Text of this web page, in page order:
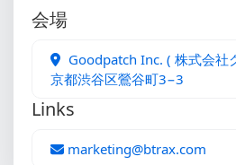
会場
Goodpatch Inc. ( 株式会社
京都渋谷区鶯谷町3−3
Links
marketing@btrax.com